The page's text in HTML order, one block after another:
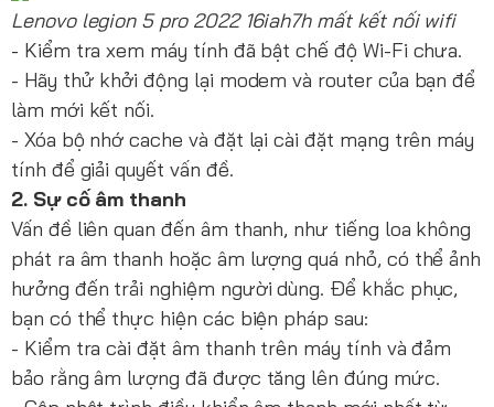
Lenovo legion 5 pro 2022 16iah7h mất kết nối wifi
- Kiểm tra xem máy tính đã bật chế độ Wi-Fi chưa.
- Hãy thử khởi động lại modem và router của bạn để
làm mới kết nối.
- Xóa bộ nhớ cache và đặt lại cài đặt mạng trên máy
tính để giải quyết vấn đề.
2. Sự cố âm thanh
Vấn đề liên quan đến âm thanh, như tiếng loa không
phát ra âm thanh hoặc âm lượng quá nhỏ, có thể ảnh
hưởng đến trải nghiệm người dùng. Để khắc phục,
bạn có thể thực hiện các biện pháp sau:
- Kiểm tra cài đặt âm thanh trên máy tính và đảm
bảo rằng âm lượng đã được tăng lên đúng mức.